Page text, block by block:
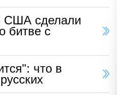
США сделали
битве с
что в